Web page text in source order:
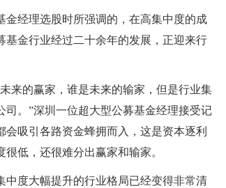
经理选股时所强调的，在高集中度的成
金行业经过二十余年的发展，正迎来行
来的赢家，谁是未来的输家，但是行业集
。”深圳一位超大型公募基金经理接受记
吸引各路资金蜂拥而入，这是资本逐利
低，还很难分出赢家和输家。
中度大幅提升的行业格局已经变得非常清